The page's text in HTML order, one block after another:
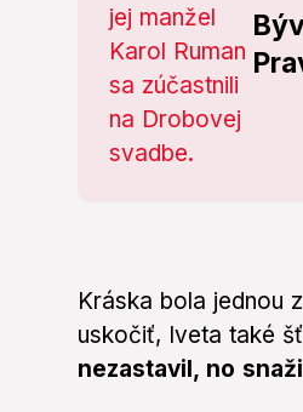
Kráska bola jednou
uskočiť, Iveta také
nezastavil, no